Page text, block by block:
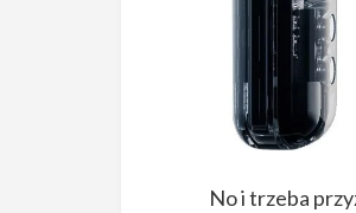
No i trzeba